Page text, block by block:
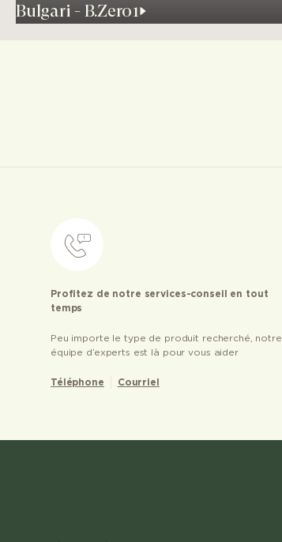
Bulgari - B.Zero1
Profitez de notre services-conseil en tout
temps
Peu importe le type de produit recherché, notre
équipe d’experts est là pour vous aider
Téléphone Courriel